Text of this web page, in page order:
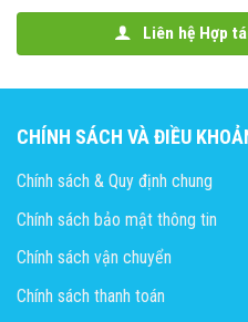
Liên hệ Hợp
CHÍNH SÁCH VÀ ĐIỀU
Chính sách & Quy định chung
Chính sách bảo mật thông tin
Chính sách vận chuyển
Chính sách thanh toán